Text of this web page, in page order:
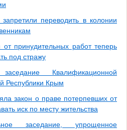
запретили переводить в колонии
от принудительных работ теперь
под стражу
Квалификационной
Республики Крым
закон о праве потерпевших от
иск по месту жительства
заседание, упрощенное